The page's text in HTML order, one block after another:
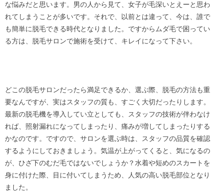
な悩みだと思います。男の人から見て、女子が毛深いとえーと思わ
れてしまうことが多いです。それで、以前とは違って、今は、誰で
も簡単に脱毛できる時代となりました。ですからムダ毛で困ってい
る方は、脱毛サロンで施術を受けて、キレイになって下さい。
どこの脱毛サロンだったら満足できるか、選ぶ際、脱毛の方法も重
要なんですが、実はスタッフの質も、すごく大切だったりします。
最新の脱毛機を導入してい立としても、スタッフの技術が伴わなけ
れば、照射漏れになってしまったり、痛みが増してしまったりする
かなのです。ですので、サロンを選ぶ時は、スタッフの品質を確認
するようにしておきましょう。気温が上がってくると、気になるの
が、ひざ下のむだ毛ではないでしょうか？水着や短めのスカートを
身に付けた際、目に付いてしまうため、人気の高い脱毛部位となり
ました。